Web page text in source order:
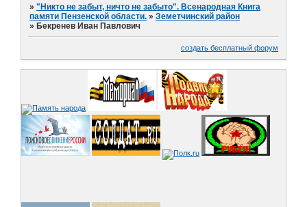
»"Никто не забыт, ничто не забыто". Всенародная Книга
памяти Пензенской области. »Земетчинский район
» Бекренев Иван Павлович
создать бесплатный форум